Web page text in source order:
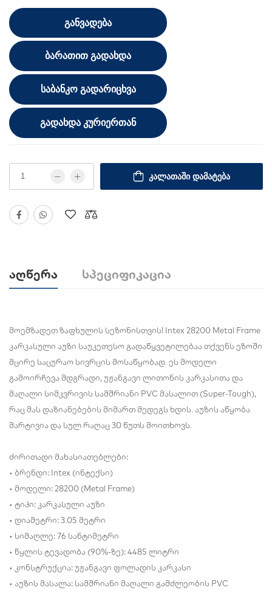
ᲒᲐᲜᲕᲐᲓᲔᲑᲐ
ᲑᲐᲠᲐᲗᲘᲗ ᲒᲐᲓᲐᲮᲓᲐ
ᲡᲐᲑᲐᲜᲙᲝ ᲒᲐᲓᲐᲠᲘᲪᲮᲕᲐ
ᲒᲐᲓᲐᲮᲓᲐ ᲙᲣᲠᲘᲔᲠᲗᲐᲜ
ᲙᲐᲚᲐᲗᲐᲨᲘ ᲓᲐᲛᲐᲢᲔᲑᲐ
Აღწერა Სპეციფიკაცია
მოემზადეთ ზაფხულის სეზონისთვის! Intex 28200 Metal Frame
კარკასული აუზი საუკეთესო გადაწყვეტილებაა თქვენს ეზოში
მცირე საცურაო სივრცის მოსაწყობად. ეს მოდელი
გამოირჩევა მდგრადი, უჟანგავი ლითონის კარკასითა და
მაღალი სიმკვრივის სამშრიანი PVC მასალით (Super-Tough),
რაც მას დაზიანებების მიმართ მედეგს ხდის. აუზის აწყობა
მარტივია და სულ რაღაც 30 წუთს მოითხოვს.
ძირითადი მახასიათებლები:
• ბრენდი: Intex (ინტექსი)
• მოდელი: 28200 (Metal Frame)
• ტიპი: კარკასული აუზი
• დიამეტრი: 3.05 მეტრი
• სიმაღლე: 76 სანტიმეტრი
• წყლის ტევადობა (90%-ზე): 4485 ლიტრი
• კონსტრუქცია: უჟანგავი ფოლადის კარკასი
• აუზის მასალა: სამშრიანი მაღალი გამძლეობის PVC